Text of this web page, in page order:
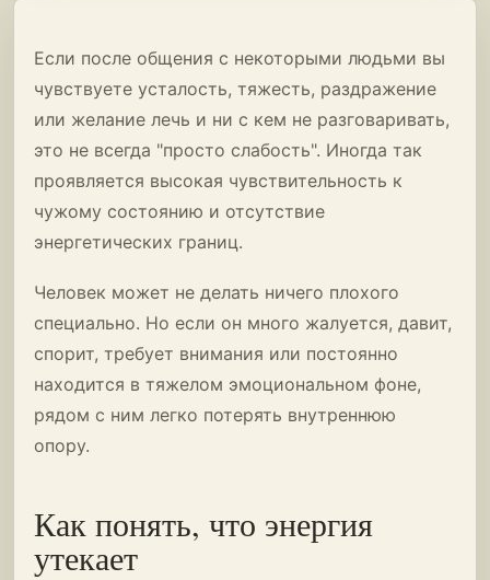
Если после общения с некоторыми людьми вы
чувствуете усталость, тяжесть, раздражение
или желание лечь и ни с кем не разговаривать,
это не всегда "просто слабость". Иногда так
проявляется высокая чувствительность к
чужому состоянию и отсутствие
энергетических границ.
Человек может не делать ничего плохого
специально. Но если он много жалуется, давит,
спорит, требует внимания или постоянно
находится в тяжелом эмоциональном фоне,
рядом с ним легко потерять внутреннюю
опору.
Как понять, что энергия
утекает